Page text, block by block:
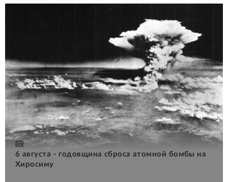
6 августа - годовщина сброса атомной бомбы на
Хиросиму